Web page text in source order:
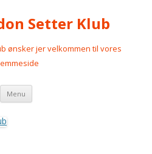
Setter Klub
ønsker jer velkommen til vores
Menu Videre
indhold